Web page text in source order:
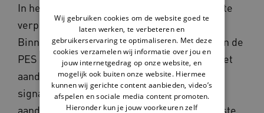
In het zorgplan is het belangrijk om een juiste
verpleegkundige diagnose vast te leggen.
Binnen Omaha System is het uitschrijven van de
PES structuur niet nodig. De P is namelijk het
aandachtsgebied wat je kiest. De S zijn de
signalen en symptomen die horen bij dat
aandachtsgebied. Alleen de E heeft geen vaste
Wij gebruiken cookies om de website goed te
laten werken, te verbeteren en
gebruikerservaring te optimaliseren. Met deze
cookies verzamelen wij informatie over jou en
jouw internetgedrag op onze website, en
mogelijk ook buiten onze website. Hiermee
kunnen wij gerichte content aanbieden, video’s
afspelen en sociale media content promoten.
Hieronder kun je jouw voorkeuren zelf